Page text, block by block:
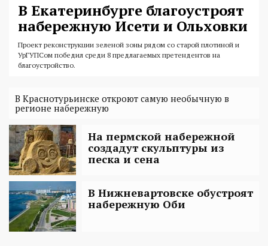
В Екатеринбурге благоустроят
набережную Исети и Ольховки
Проект реконструкции зеленой зоны рядом со старой плотиной и
УрГУПСом победил среди 8 предлагаемых претендентов на
благоустройство.
В Краснотурьинске откроют самую необычную в
регионе набережную
На пермской набережной
создадут скульптуры из
песка и сена
В Нижневартовске обустроят
набережную Оби